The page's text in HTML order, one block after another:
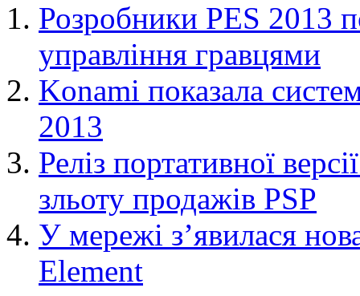
Розробники PES 2013
управління гравцями
Konami показала
2013
Реліз портативної
зльоту продажів PSP
У мережі з’явилася
Element